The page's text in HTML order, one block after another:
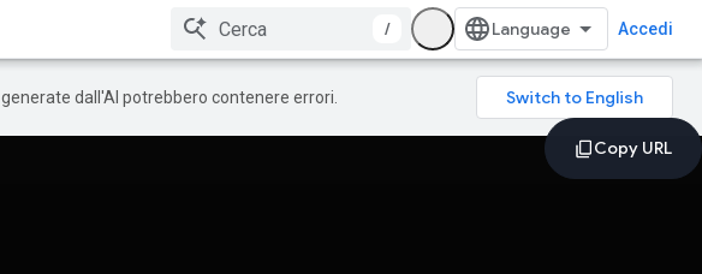
/ Accedi
dall'AI potrebbero contenere errori.